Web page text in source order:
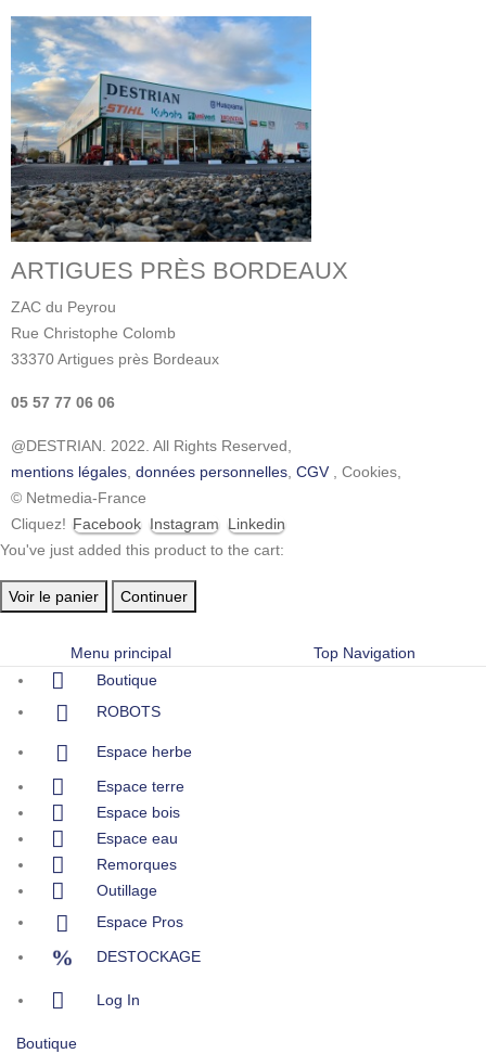
ARTIGUES PRÈS BORDEAUX
ZAC du Peyrou
Rue Christophe Colomb
33370 Artigues près Bordeaux
05 57 77 06 06
@DESTRIAN. 2022. All Rights Reserved,
mentions légales données personnelles CGV Cookies
© Netmedia-France
Cliquez! Facebook Instagram Linkedin
You've just added this product to the cart:
Voir le panier Continuer
Menu principal
Top Navigation
Boutique
ROBOTS
Espace herbe
Espace terre
Espace bois
Espace eau
Remorques
Outillage
Espace Pros
DESTOCKAGE
Log In
Boutique